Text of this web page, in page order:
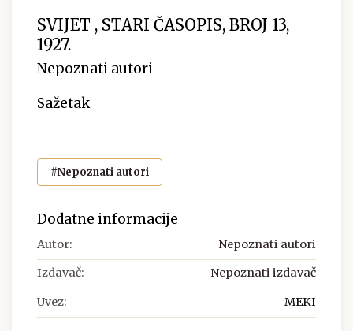
SVIJET , STARI ČASOPIS, BROJ 13,
1927.
Nepoznati autori
Sažetak
#Nepoznati autori
Dodatne informacije
Autor: Nepoznati autori
Izdavač: Nepoznati izdavač
Uvez: MEKI